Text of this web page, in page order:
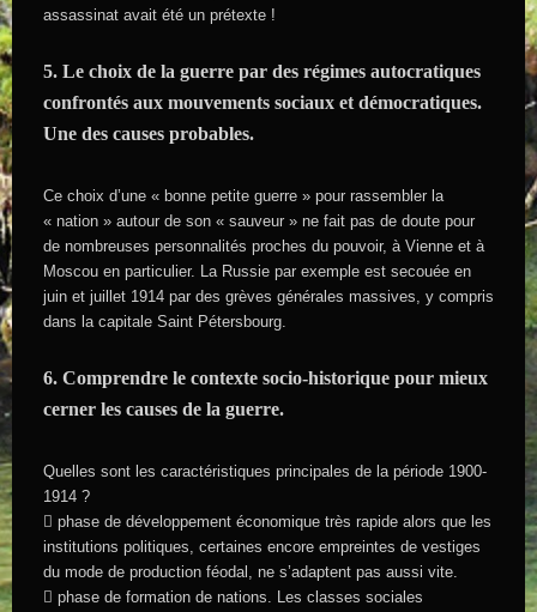
assassinat avait été un prétexte !
5. Le choix de la guerre par des régimes autocratiques
confrontés aux mouvements sociaux et démocratiques.
Une des causes probables.
Ce choix d’une « bonne petite guerre » pour rassembler la
« nation » autour de son « sauveur » ne fait pas de doute pour
de nombreuses personnalités proches du pouvoir, à Vienne et à
Moscou en particulier. La Russie par exemple est secouée en
juin et juillet 1914 par des grèves générales massives, y compris
dans la capitale Saint Pétersbourg.
6. Comprendre le contexte socio-historique pour mieux
cerner les causes de la guerre.
Quelles sont les caractéristiques principales de la période 1900-
1914 ?
 phase de développement économique très rapide alors que les
institutions politiques, certaines encore empreintes de vestiges
du mode de production féodal, ne s’adaptent pas aussi vite.
 phase de formation de nations. Les classes sociales